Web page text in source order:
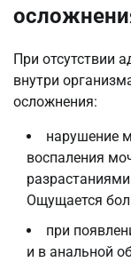
При отсутствии
внутри
осложнения:
нарушение
воспаления
Ощущается
при
и в анальной